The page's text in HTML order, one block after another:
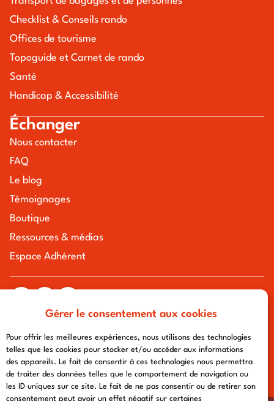
Gérer le consentement aux cookies
Pour offrir les meilleures expériences, nous utilisons des technologies
telles que les cookies pour stocker et/ou accéder aux informations
des appareils. Le fait de consentir à ces technologies nous permettra
de traiter des données telles que le comportement de navigation ou
les ID uniques sur ce site. Le fait de ne pas consentir ou de retirer son
consentement peut avoir un effet négatif sur certaines
Checklist & Conseils rando
Offices de tourisme
Topoguide et Carnet de rando
Santé
Handicap & Accessibilité
Échanger
Nous contacter
FAQ
Le blog
Témoignages
Boutique
Ressources & médias
Espace Adhérent
tous droits réservés à l'association chemin urbain v
afa-multimedia.com